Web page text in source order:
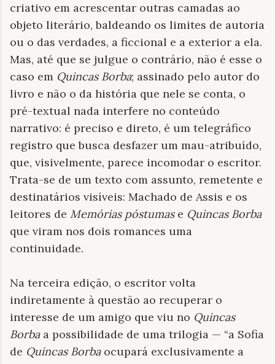
criativo em acrescentar outras camadas ao
objeto literário, baldeando os limites de autoria
ou o das verdades, a ficcional e a exterior a ela.
Mas, até que se julgue o contrário, não é esse o
caso em Quincas Borba; assinado pelo autor do
livro e não o da história que nele se conta, o
pré-textual nada interfere no conteúdo
narrativo: é preciso e direto, é um telegráfico
registro que busca desfazer um mau-atribuído,
que, visivelmente, parece incomodar o escritor.
Trata-se de um texto com assunto, remetente e
destinatários visíveis: Machado de Assis e os
leitores de Memórias póstumas e Quincas Borba
que viram nos dois romances uma
continuidade.
Na terceira edição, o escritor volta
indiretamente à questão ao recuperar o
interesse de um amigo que viu no Quincas
Borbaa possibilidade de uma trilogia — “a Sofia
de Quincas Borbaocupará exclusivamente a